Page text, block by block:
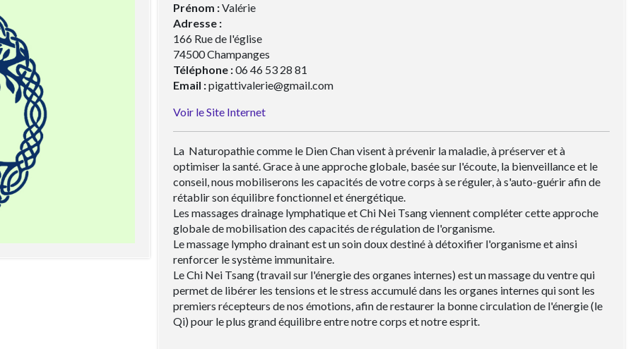
Prénom :Valérie
Adresse :
166 Rue de l'église
74500 Champanges
Téléphone :06 46 53 28 81
Email :pigattivalerie@gmail.com
Voir le Site Internet
La Naturopathie comme le Dien Chan visent à prévenir la maladie, à préserver et à
optimiser la santé. Grace à une approche globale, basée sur l'écoute, la bienveillance et le
conseil, nous mobiliserons les capacités de votre corps à se réguler, à s'auto-guérir afin de
rétablir son équilibre fonctionnel et énergétique.
Les massages drainage lymphatique et Chi Nei Tsang viennent compléter cette approche
globale de mobilisation des capacités de régulation de l'organisme.
Le massage lympho drainant est un soin doux destiné à détoxifier l'organisme et ainsi
renforcer le système immunitaire.
Le Chi Nei Tsang (travail sur l'énergie des organes internes) est un massage du ventre qui
permet de libérer les tensions et le stress accumulé dans les organes internes qui sont les
premiers récepteurs de nos émotions, afin de restaurer la bonne circulation de l'énergie (le
Qi) pour le plus grand équilibre entre notre corps et notre esprit.